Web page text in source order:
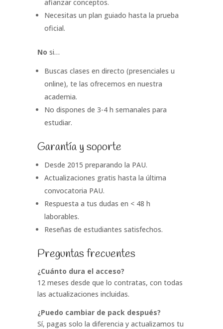
afianzar conceptos.
Necesitas un plan guiado hasta la prueba
oficial.
No si…
Buscas clases en directo (presenciales u
online), te las ofrecemos en nuestra
academia.
No dispones de 3-4 h semanales para
estudiar.
Garantía y soporte
Desde 2015 preparando la PAU.
Actualizaciones gratis hasta la última
convocatoria PAU.
Respuesta a tus dudas en < 48 h
laborables.
Reseñas de estudiantes satisfechos.
Preguntas frecuentes
¿Cuánto dura el acceso?
12 meses desde que lo contratas, con todas
las actualizaciones incluidas.
¿Puedo cambiar de pack después?
Sí, pagas solo la diferencia y actualizamos tu